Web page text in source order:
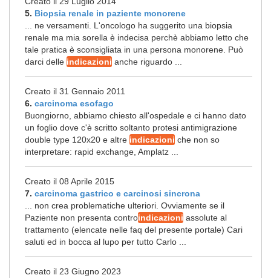
5. Biopsia renale in paziente monorene
... ne versamenti. L'oncologo ha suggerito una biopsia
renale ma mia sorella è indecisa perchè abbiamo letto che
tale pratica è sconsigliata in una persona monorene. Può
darci delle indicazioni anche riguardo ...
Creato il 31 Gennaio 2011
6. carcinoma esofago
Buongiorno, abbiamo chiesto all'ospedale e ci hanno dato
un foglio dove c'è scritto soltanto protesi antimigrazione
double type 120x20 e altre indicazioni che non so
interpretare: rapid exchange, Amplatz ...
Creato il 08 Aprile 2015
7. carcinoma gastrico e carcinosi sincrona
... non crea problematiche ulteriori. Ovviamente se il
Paziente non presenta controindicazioni assolute al
trattamento (elencate nelle faq del presente portale) Cari
saluti ed in bocca al lupo per tutto Carlo ...
Creato il 23 Giugno 2023